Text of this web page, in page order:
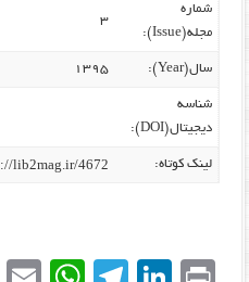
شماره
مجله(Issue):
۳
سال(Year): ۱۳۹۵
شناسه
دیجیتال(DOI):
لینک کوتاه: lib2mag.ir/4672